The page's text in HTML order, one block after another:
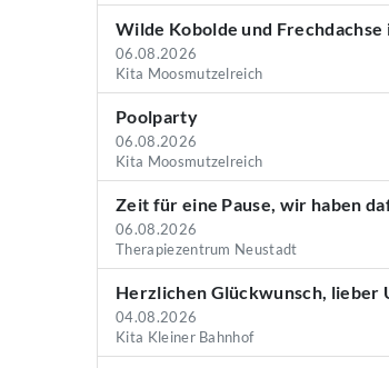
Wilde Kobolde und
06.08.2026
Kita Moosmutzelreich
Poolparty
06.08.2026
Kita Moosmutzelreich
Zeit für eine Pause, wir haben
06.08.2026
Therapiezentrum Neustadt
Herzlichen Glückwunsch, lieber
04.08.2026
Kita Kleiner Bahnhof